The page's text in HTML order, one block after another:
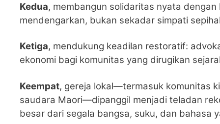
Kedua, membangun solidaritas nyata
mendengarkan, bukan sekadar simpati
Ketiga, mendukung keadilan restoratif:
ekonomi bagi komunitas yang dirugikan
Keempat, gereja lokal—termasuk komunitas
saudara Maori—dipanggil menjadi teladan
besar dari segala bangsa, suku, dan bahasa